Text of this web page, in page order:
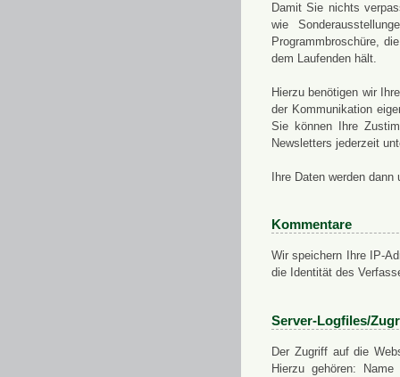
Damit Sie nichts
wie
Programmbroschüre,
dem Laufenden hält.
Hierzu benötigen wir
der Kommunikation
Sie können Ihre
Newsletters jederzeit
Ihre Daten werden
Kommentare
Wir speichern Ihre IP-
die Identität des
Server-Logfiles/
Der Zugriff auf die
Hierzu gehören: